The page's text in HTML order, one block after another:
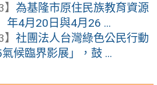
為基隆市原住民族教育資源
年4月20日與4月26 ...
社團法人台灣綠色公民行動
候臨界影展」，鼓 ...